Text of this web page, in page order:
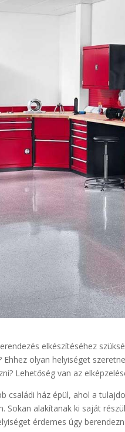
elkészítéséhez
Ehhez olyan helyiséget
Lehetőség van az
családi ház épül, ahol a
Sokan alakítanak ki saját
érdemes úgy